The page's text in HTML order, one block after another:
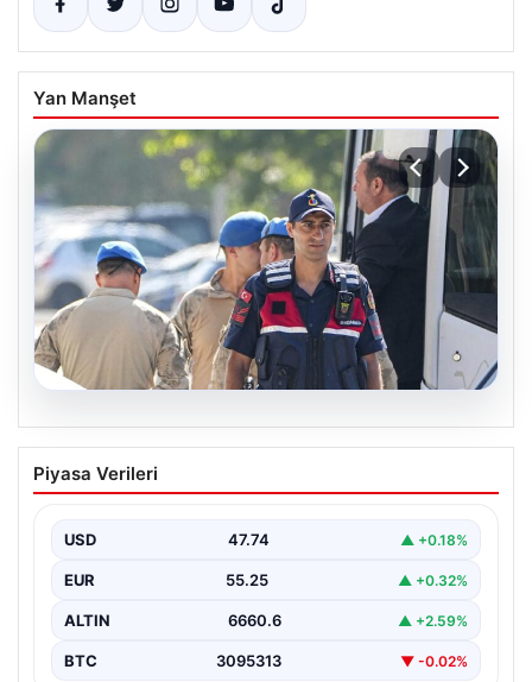
Yan Manşet
07.08.2026
Menderes Belediye Başkanı İlkay Çiçek
ve Diğer Şüpheliler Hakkında Tutuklama
İzmir Cumhuriyet Başsavcılığı'nın yürüttüğü kapsamlı
gerçekleşen usulsüzlük iddiaları gündemdeki yerini…
Piyasa Verileri
USD 47.74 ▲ +0.18%
EUR 55.25 ▲ +0.32%
ALTIN 6660.6 ▲ +2.59%
BTC 3095313 ▼ -0.02%